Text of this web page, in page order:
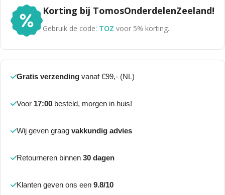
Korting bij TomosOnderdelenZeeland!
Gebruik de code: TOZ voor 5% korting.
Gratis verzending vanaf €99,- (NL)
Voor 17:00 besteld, morgen in huis!
Wij geven graag vakkundig advies
Retourneren binnen 30 dagen
Klanten geven ons een 9.8/10